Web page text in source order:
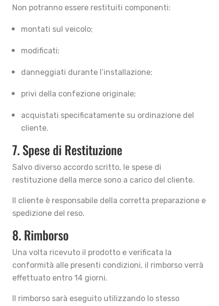
Non potranno essere restituiti componenti:
montati sul veicolo;
modificati;
danneggiati durante l’installazione;
privi della confezione originale;
acquistati specificatamente su ordinazione del
cliente.
7. Spese di Restituzione
Salvo diverso accordo scritto, le spese di
restituzione della merce sono a carico del cliente.
Il cliente è responsabile della corretta preparazione e
spedizione del reso.
8. Rimborso
Una volta ricevuto il prodotto e verificata la
conformità alle presenti condizioni, il rimborso verrà
effettuato entro 14 giorni.
Il rimborso sarà eseguito utilizzando lo stesso